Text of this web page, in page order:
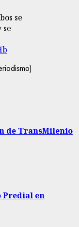
se
se
de TransMilenio
Predial en